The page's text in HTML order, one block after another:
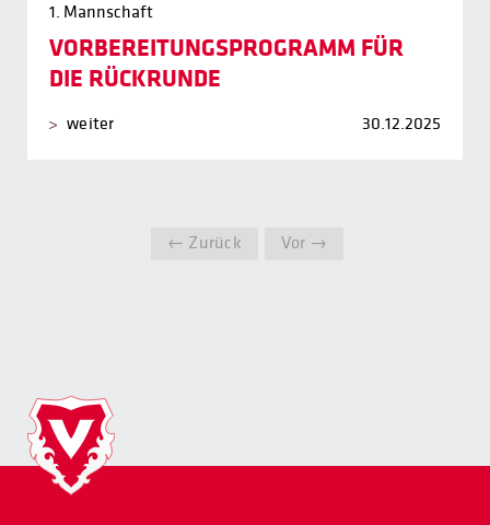
1. Mannschaft
VORBEREITUNGSPROGRAMM FÜR
DIE RÜCKRUNDE
weiter 30.12.2025
← Zurück Vor →